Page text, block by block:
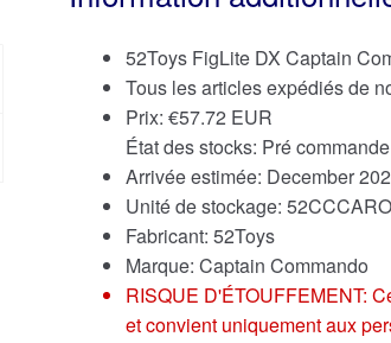
52Toys FigLite DX Captain
Tous les articles expédiés de
Prix: €57.72 EUR
État des stocks: Pré commande
Arrivée estimée: December
Unité de stockage:
Fabricant: 52Toys
Marque: Captain Commando
RISQUE D'ÉTOUFFEMENT:
et convient uniquement aux